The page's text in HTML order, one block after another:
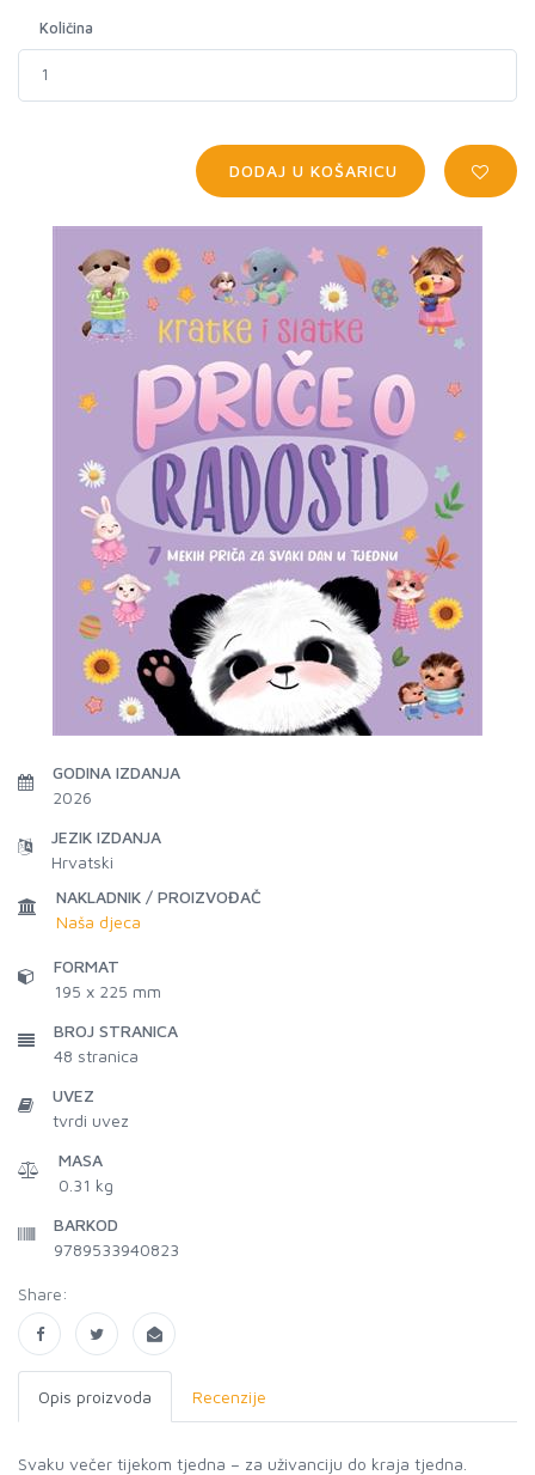
Količina
DODAJ U KOŠARICU
GODINA IZDANJA
2026
JEZIK IZDANJA
Hrvatski
NAKLADNIK / PROIZVOĐAČ
Naša djeca
FORMAT
195 x 225 mm
BROJ STRANICA
48 stranica
UVEZ
tvrdi uvez
MASA
0.31 kg
BARKOD
9789533940823
Share:
Opis proizvoda Recenzije
Svaku večer tijekom tjedna – za uživanciju do kraja tjedna.